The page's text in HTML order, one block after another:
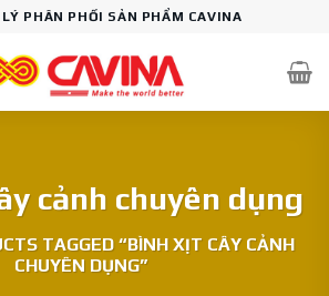
PHÂN PHỐI SẢN PHẨM CAVINA
cảnh chuyên dụng
TAGGED “BÌNH XỊT CÂY CẢNH
CHUYÊN DỤNG”